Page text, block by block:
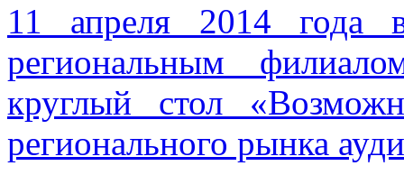
11 апреля 2014 года
региональным
круглый стол
регионального рынка